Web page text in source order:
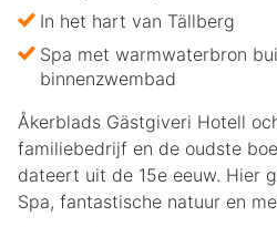
In het hart van Tällberg
Spa met warmwaterbron
binnenzwembad
Åkerblads Gästgiveri Hotell
familiebedrijf en de oudste
dateert uit de 15e eeuw. Hier
Spa, fantastische natuur en